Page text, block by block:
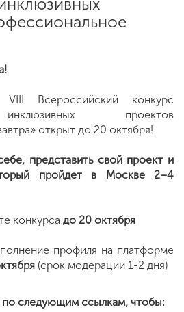
Всероссийский конкурс
проектов
открыт до 20 октября!
представить свой проект и
пройдет в Москве 2–4
конкурса до 20 октября
профиля на платформе
(срок модерации 1-2 дня)
следующим ссылкам, чтобы: